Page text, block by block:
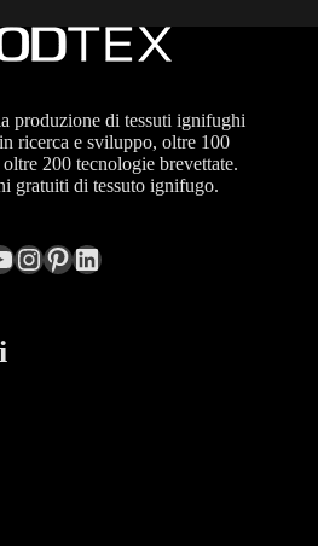
produzione di tessuti ignifughi
ricerca e sviluppo, oltre 100
200 tecnologie brevettate.
gratuiti di tessuto ignifugo.
Instagram
Pinterest
LinkedIn